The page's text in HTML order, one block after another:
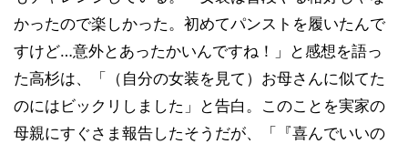
かったので楽しかった。初めてパンストを履いたんで
すけど…意外とあったかいんですね！」と感想を語っ
た高杉は、「（自分の女装を見て）お母さんに似てた
のにはビックリしました」と告白。このことを実家の
母親にすぐさま報告したそうだが、「『喜んでいいの